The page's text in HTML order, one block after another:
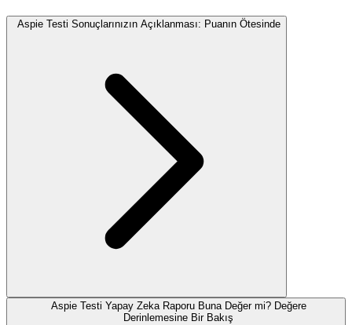
Aspie Testi Sonuçlarınızın Açıklanması: Puanın Ötesinde
Aspie Testi Yapay Zeka Raporu Buna Değer mi? Değere
Derinlemesine Bir Bakış